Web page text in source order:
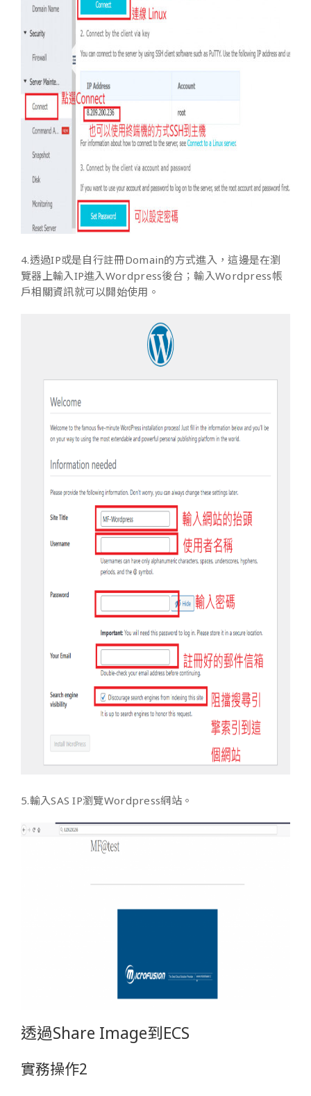
4.透過IP或是自行註冊Domain的方式進入，這邊是在瀏
覽器上輸入IP進入Wordpress後台；輸入Wordpress帳
戶相關資訊就可以開始使用。
5.輸入SAS IP瀏覽Wordpress網站。
透過Share Image到ECS
實務操作2